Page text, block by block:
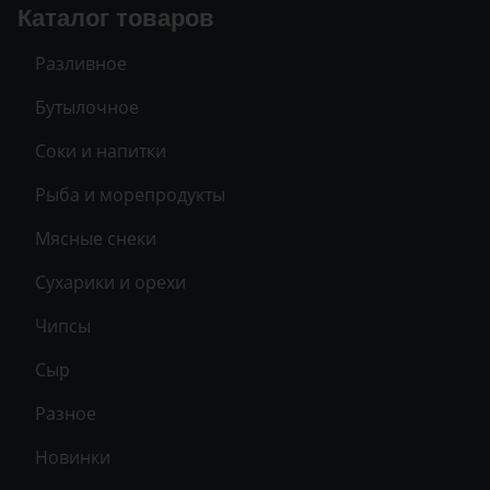
Каталог товаров
Разливное
Бутылочное
Соки и напитки
Рыба и морепродукты
Мясные снеки
Сухарики и орехи
Чипсы
Сыр
Разное
Новинки